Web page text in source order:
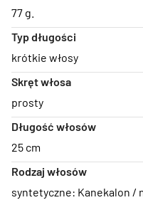
77 g.
Typ długości
krótkie włosy
Skręt włosa
prosty
Długość włosów
25 cm
Rodzaj włosów
syntetyczne: Kanekalon /